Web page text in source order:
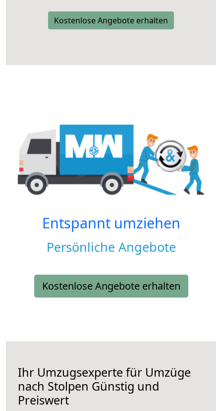
Kostenlose Angebote erhalten
Entspannt umziehen
Persönliche Angebote
Kostenlose Angebote erhalten
Ihr Umzugsexperte für Umzüge
nach Stolpen Günstig und
Preiswert